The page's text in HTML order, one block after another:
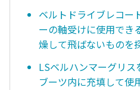
ベルトドライブレコー
ーの軸受けに使用でき
燥して飛ばないものを
LSベルハンマーグリ
ブーツ内に充填して使